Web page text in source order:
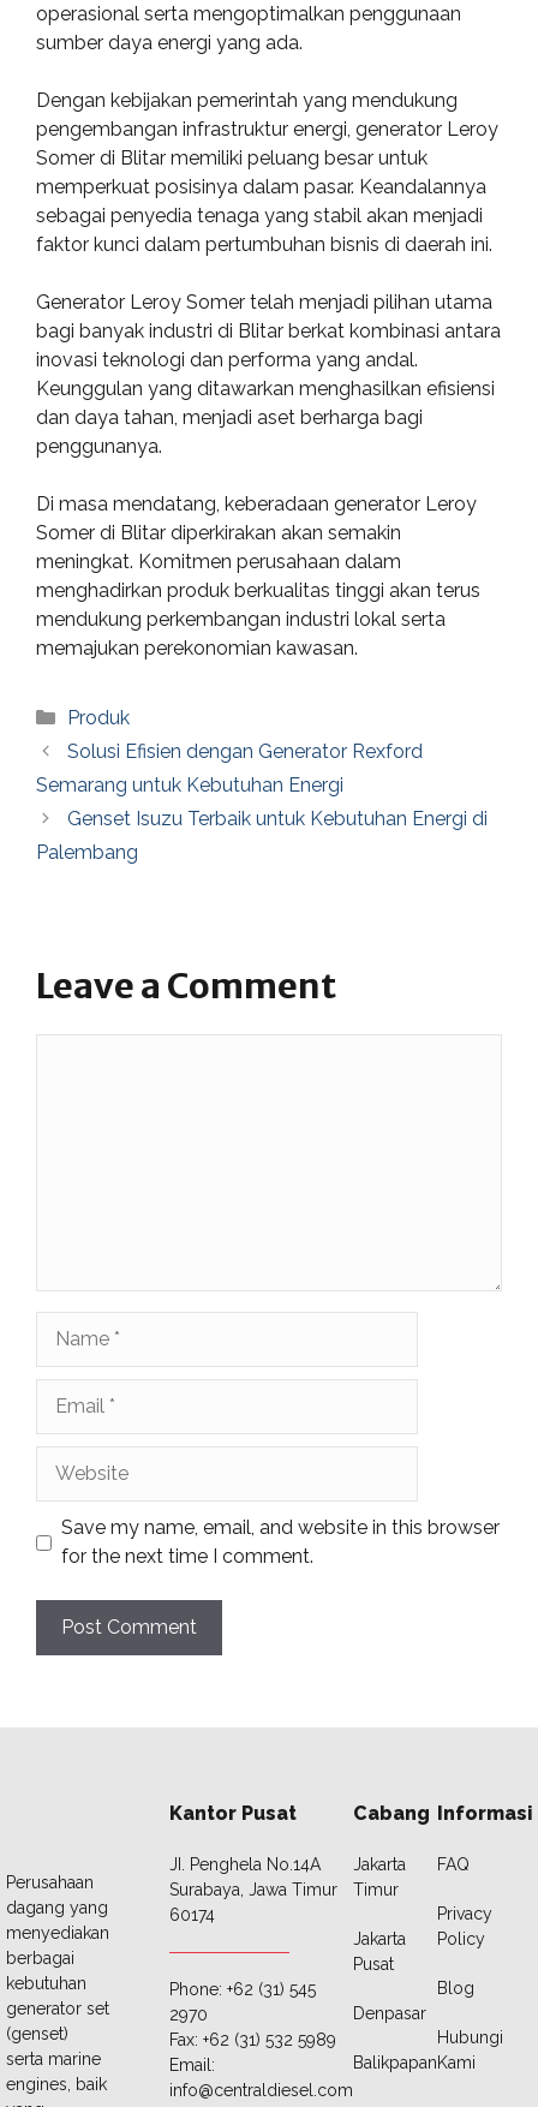
operasional serta mengoptimalkan penggunaan
sumber daya energi yang ada.
Dengan kebijakan pemerintah yang mendukung
pengembangan infrastruktur energi, generator Leroy
Somer di Blitar memiliki peluang besar untuk
memperkuat posisinya dalam pasar. Keandalannya
sebagai penyedia tenaga yang stabil akan menjadi
faktor kunci dalam pertumbuhan bisnis di daerah ini.
Generator Leroy Somer telah menjadi pilihan utama
bagi banyak industri di Blitar berkat kombinasi antara
inovasi teknologi dan performa yang andal.
Keunggulan yang ditawarkan menghasilkan efisiensi
dan daya tahan, menjadi aset berharga bagi
penggunanya.
Di masa mendatang, keberadaan generator Leroy
Somer di Blitar diperkirakan akan semakin
meningkat. Komitmen perusahaan dalam
menghadirkan produk berkualitas tinggi akan terus
mendukung perkembangan industri lokal serta
memajukan perekonomian kawasan.
Categories
Produk
Solusi Efisien dengan Generator Rexford
Semarang untuk Kebutuhan Energi
Genset Isuzu Terbaik untuk Kebutuhan Energi di
Palembang
Leave a Comment
Save my name, email, and website in this browser
for the next time I comment.
Perusahaan
dagang yang
menyediakan
berbagai
kebutuhan
generator set
(genset)
serta marine
engines, baik
Kantor Pusat
JI. Penghela No.14A
Surabaya, Jawa Timur
60174
Phone: +62 (31) 545
2970
Fax: +62 (31) 532 5989
Email:
info@centraldiesel.com
Cabang
Jakarta
Timur
Jakarta
Pusat
Denpasar
Balikpapan
Informasi
FAQ
Privacy
Policy
Blog
Hubungi
Kami